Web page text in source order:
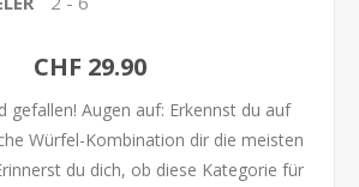
CHF 29.90
gefallen! Augen auf: Erkennst du auf
Würfel-Kombination dir die meisten
du dich, ob diese Kategorie für